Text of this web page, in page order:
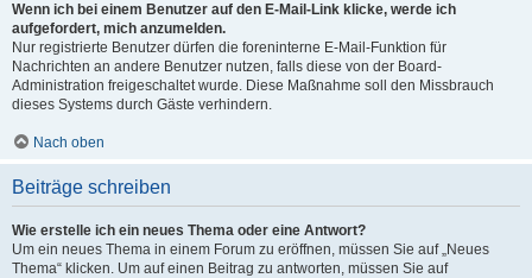
Wenn ich bei einem Benutzer auf den E-Mail-Link klicke, werde ich
aufgefordert, mich anzumelden.
Nur registrierte Benutzer dürfen die foreninterne E-Mail-Funktion für
Nachrichten an andere Benutzer nutzen, falls diese von der Board-
Administration freigeschaltet wurde. Diese Maßnahme soll den Missbrauch
dieses Systems durch Gäste verhindern.
Nach oben
Beiträge schreiben
Wie erstelle ich ein neues Thema oder eine Antwort?
Um ein neues Thema in einem Forum zu eröffnen, müssen Sie auf „Neues
Thema“ klicken. Um auf einen Beitrag zu antworten, müssen Sie auf